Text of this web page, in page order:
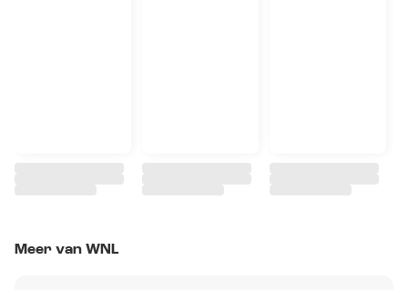
Meer van WNL